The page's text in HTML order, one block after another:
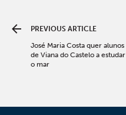
PREVIOUS ARTICLE
José Maria Costa quer alunos
de Viana do Castelo a estudar
o mar